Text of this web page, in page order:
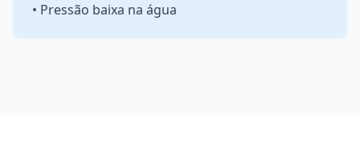
• Pressão baixa na água